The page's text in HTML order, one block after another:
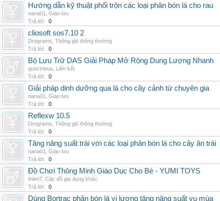
Hướng dẫn kỹ thuật phối trộn các loại phân bón lá cho rau
nana01
Giao lưu
Trả lời:
0
cliosoft sos7.10 2
Drograms Thông gió thông thường
Trả lời:
0
Bộ Lưu Trữ DAS Giải Pháp Mở Rộng Dung Lượng Nhanh
quoctrieuu Liên kết
Trả lời:
0
Giải pháp dinh dưỡng qua lá cho cây cảnh từ chuyên gia
nana01
Giao lưu
Trả lời:
0
Reflexw 10.5
Drograms Thông gió thông thường
Trả lời:
0
Tăng năng suất trái với các loại phân bón lá cho cây ăn trái
nana01
Giao lưu
Trả lời:
0
Đồ Chơi Thông Minh Giáo Dục Cho Bé - YUMI TOYS
thien7 Các đồ gia dụng khác
Trả lời:
0
Dùng Bortrac phân bón lá vi lượng tăng năng suất vụ mùa